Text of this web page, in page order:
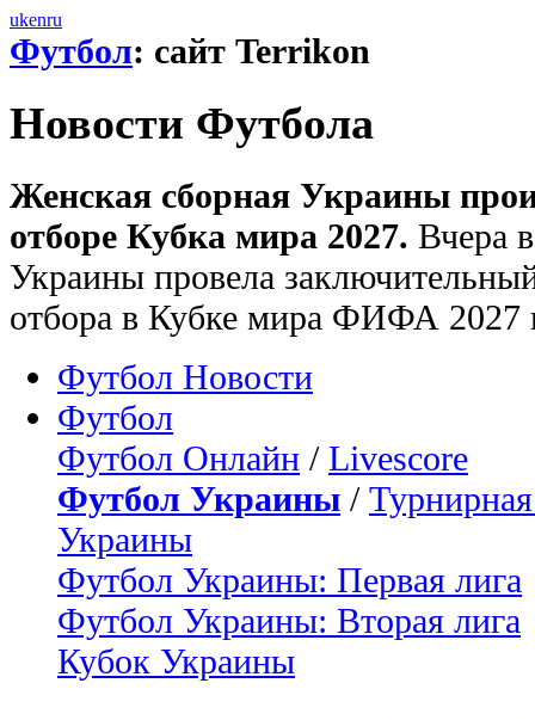
ukenru
Футбол: сайт Terrikon
Новости Футбола
Женская сборная Украины
отборе Кубка мира 2027. Вчера
Украины провела
отбора в Кубке мира ФИФА 2027
Футбол Новости
Футбол
Футбол Онлайн / Livescore
Футбол Украины /
Украины
Футбол Украины: Первая лига
Футбол Украины: Вторая лига
Кубок Украины